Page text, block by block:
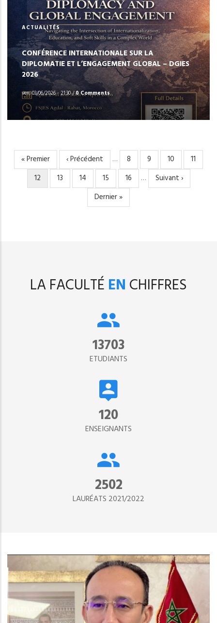
ACTUALITÉS
CONFÉRENCE INTERNATIONALE SUR LA
DIPLOMATIE ET L’ENGAGEMENT GLOBAL – DGIES
2026
ven, 03/06/2026 - 21:30/0 Comments
PAGINATION
Première
page
« Premier
Page
précédente
‹ Précédent … Page
8 Page
9 Page
10 Page
11
Page
courante
12 Page
13 Page
14 Page
15 Page
16 …
Page
suivante
Suivant ›
Dernière
page
Dernier »
LA FACULTÉ EN CHIFFRES
15302
ETUDIANTS
134
ENSEIGNANTS
2890
LAURÉATS 2021/2022